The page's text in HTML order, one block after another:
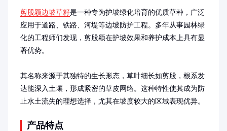
剪股颖边坡草籽是一种专为护坡绿化培育的优质草种，广泛
应用于道路、铁路、河堤等边坡防护工程。多年从事园林绿
化的工程师们发现，剪股颖在护坡效果和养护成本上具有显
著优势。
其名称来源于其独特的生长形态，草叶细长如剪股，根系发
达能深入土壤，形成紧密的草皮网络。这种特性使其成为防
止水土流失的理想选择，尤其在坡度较大的区域表现优异。
产品特点